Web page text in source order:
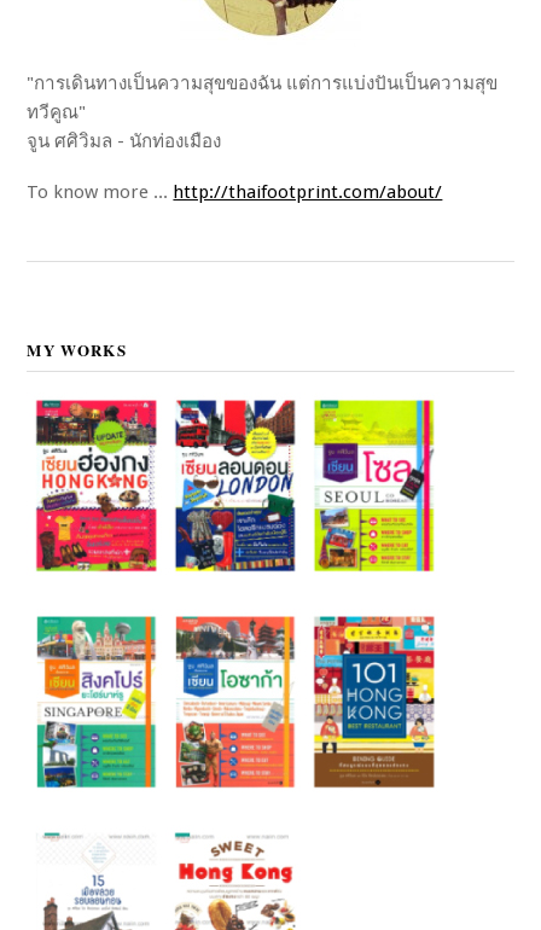
"การเดินทางเป็นความสุขของฉัน แต่การแบ่งปันเป็นความสุข
ทวีคูณ"
จูน ศศิวิมล - นักท่องเมือง
To know more ... http://thaifootprint.com/about/
MY WORKS